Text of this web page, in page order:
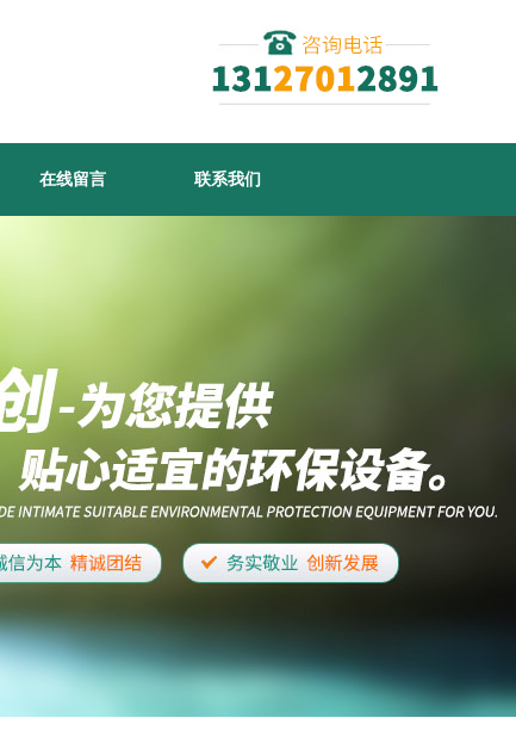
在线留言 联系我们